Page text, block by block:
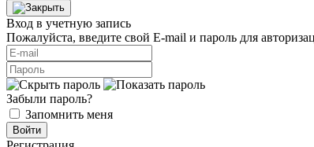
Вход в учетную запись
Пожалуйста, введите свой E‑mail и пароль для
Забыли пароль?
Запомнить меня
Войти